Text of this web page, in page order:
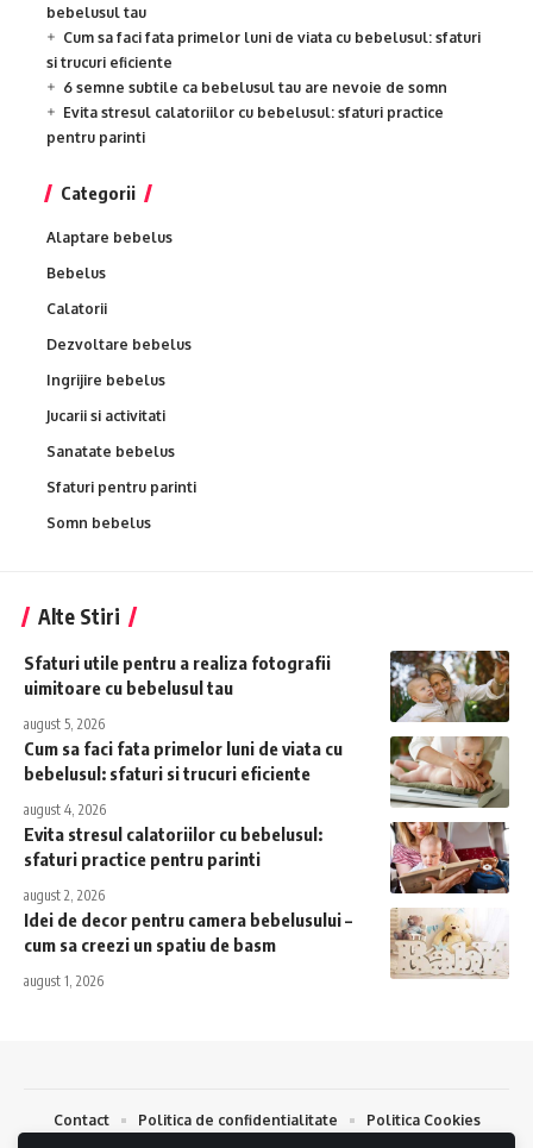
bebelusul tau
Cum sa faci fata primelor luni de viata cu bebelusul: sfaturi
si trucuri eficiente
6 semne subtile ca bebelusul tau are nevoie de somn
Evita stresul calatoriilor cu bebelusul: sfaturi practice
pentru parinti
Categorii
Alaptare bebelus
Bebelus
Calatorii
Dezvoltare bebelus
Ingrijire bebelus
Jucarii si activitati
Sanatate bebelus
Sfaturi pentru parinti
Somn bebelus
Alte Stiri
Sfaturi utile pentru a realiza fotografii
uimitoare cu bebelusul tau
august 5, 2026
Cum sa faci fata primelor luni de viata cu
bebelusul: sfaturi si trucuri eficiente
august 4, 2026
Evita stresul calatoriilor cu bebelusul:
sfaturi practice pentru parinti
august 2, 2026
Idei de decor pentru camera bebelusului –
cum sa creezi un spatiu de basm
august 1, 2026
Contact Politica de confidentialitate Politica Cookies